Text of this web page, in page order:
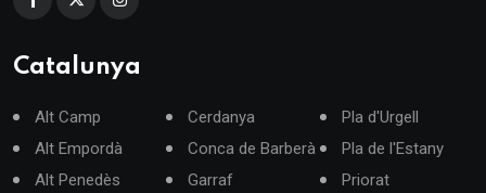
Catalunya
Alt Camp
Alt Empordà
Alt Penedès
Cerdanya
Conca de Barberà
Garraf
Pla d'Urgell
Pla de l'Estany
Priorat